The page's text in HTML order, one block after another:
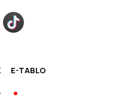
E-TABLOID